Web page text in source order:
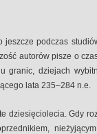
jeszcze podczas
autorów pisze o
granic, dziejach
lata 235–284 n.e.
dziesięciolecia. Gdy